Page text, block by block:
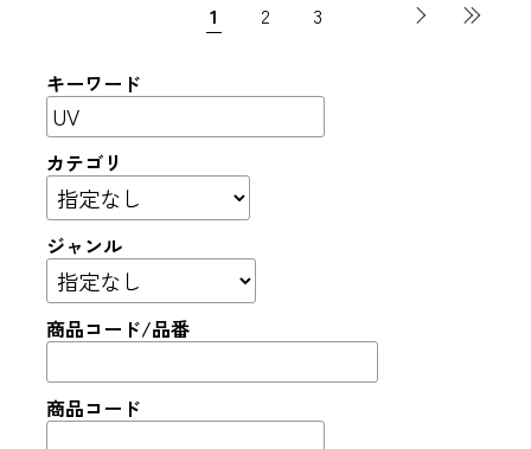
1 2 3
キーワード
カテゴリ
ジャンル
商品コード/品番
商品コード